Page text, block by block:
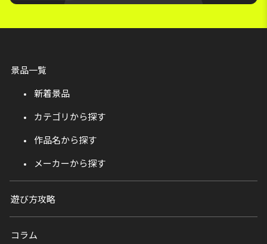
景品一覧
新着景品
カテゴリから探す
作品名から探す
メーカーから探す
遊び方攻略
コラム